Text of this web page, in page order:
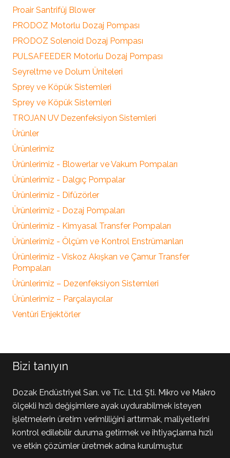
Proair Santrifüj Blower
PRODOZ Motorlu Dozaj Pompası
PRODOZ Solenoid Dozaj Pompası
PULSAFEEDER Motorlu Dozaj Pompası
Seyreltme ve Dolum Üniteleri
Sprey ve Köpük Sistemleri
Sprey ve Köpük Sistemleri
TROJAN UV Dezenfeksiyon Sistemleri
Ürünler
Ürünlerimiz
Ürünlerimiz - Blowerlar ve Vakum Pompaları
Ürünlerimiz - Dalgıç Pompalar
Ürünlerimiz - Difüzörler
Ürünlerimiz - Dozaj Pompaları
Ürünlerimiz - Kimyasal Transfer Pompaları
Ürünlerimiz - Ölçüm ve Kontrol Enstrümanları
Ürünlerimiz - Viskoz Akışkan ve Çamur Transfer
Pompaları
Ürünlerimiz – Dezenfeksiyon Sistemleri
Ürünlerimiz – Parçalayıcılar
Ventüri Enjektörler
Bizi tanıyın
Dozak Endüstriyel San. ve Tic. Ltd. Şti. Mikro ve Makro
ölçekli hızlı değişimlere ayak uydurabilmek isteyen
işletmelerin üretim verimliliğini arttırmak, maliyetlerini
kontrol edilebilir duruma getirmek ve ihtiyaçlarına hızlı
ve etkin çözümler üretmek adına kurulmuştur.